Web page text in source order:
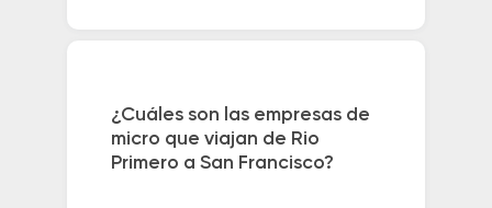
¿Cuáles son las empresas de
micro que viajan de Rio
Primero a San Francisco?